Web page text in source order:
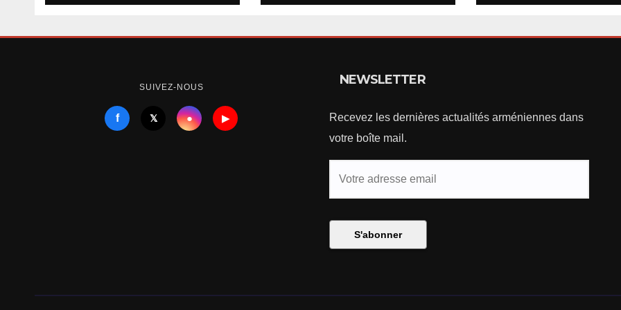
intergouvernement
signature finale
SUIVEZ-NOUS
f 𝕏 ● ▶
NEWSLETTER
Recevez les dernières actualités arméniennes dans
votre boîte mail.
S'abonner